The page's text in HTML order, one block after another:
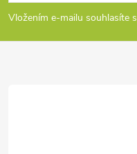
í
p
pVložením e-mailu souhlasíte s